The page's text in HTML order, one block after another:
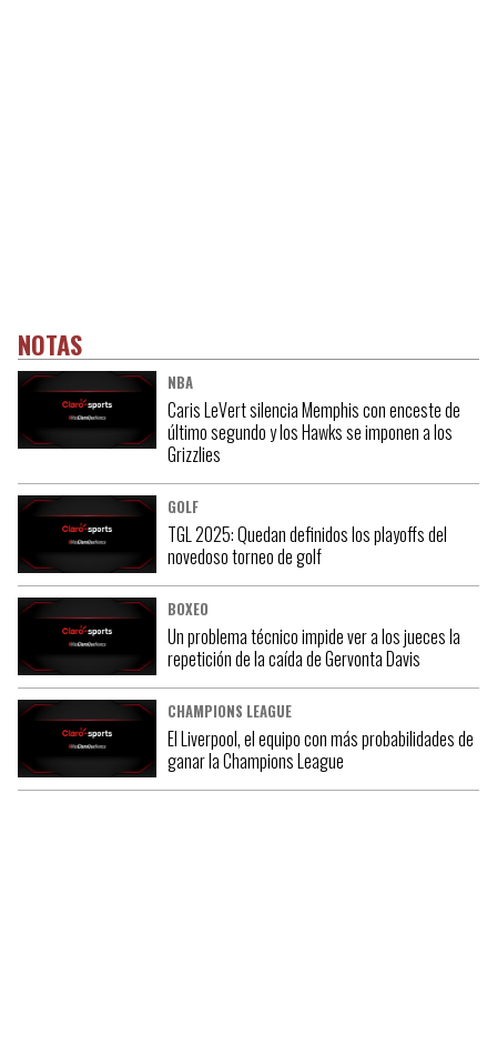
NOTAS
NBA
Caris LeVert silencia Memphis con enceste de
último segundo y los Hawks se imponen a los
Grizzlies
GOLF
TGL 2025: Quedan definidos los playoffs del
novedoso torneo de golf
BOXEO
Un problema técnico impide ver a los jueces la
repetición de la caída de Gervonta Davis
CHAMPIONS LEAGUE
El Liverpool, el equipo con más probabilidades de
ganar la Champions League